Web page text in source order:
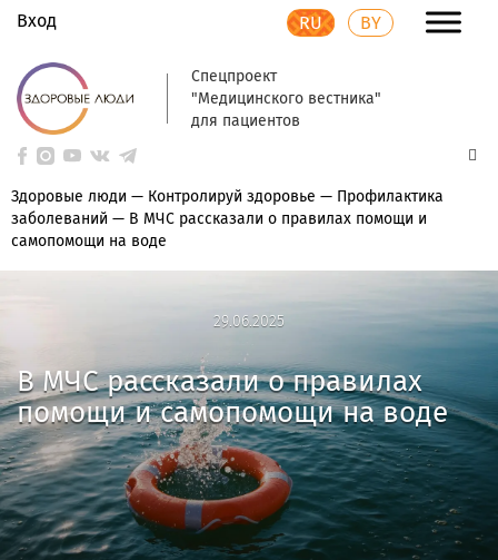
Вход RU BY
Спецпроект
"Медицинского вестника"
для пациентов
Здоровые люди — Контролируй здоровье — Профилактика
заболеваний — В МЧС рассказали о правилах помощи и
самопомощи на воде
29.06.2025
В МЧС рассказали о правилах
помощи и самопомощи на воде